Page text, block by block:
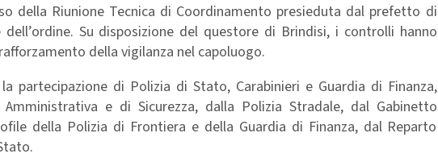
della Riunione Tecnica di Coordinamento presieduta dal prefetto di
Su disposizione del questore di Brindisi, i controlli hanno
della vigilanza nel capoluogo.
partecipazione di Polizia di Stato, Carabinieri e Guardia di Finanza,
e di Sicurezza, dalla Polizia Stradale, dal Gabinetto
della Polizia di Frontiera e della Guardia di Finanza, dal Reparto